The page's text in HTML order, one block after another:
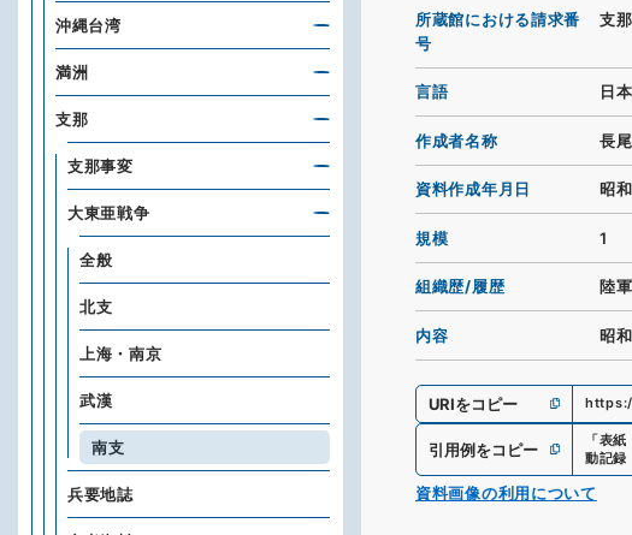
所蔵館における請求番
号
支
言語 日
作成者名称 長
資料作成年月日 昭
規模 1
組織歴/履歴 陸
内容 昭
URIをコピー
引用例をコピー 「表紙
動記録
資料画像の利用について
沖縄台湾
満洲
支那
支那事変
大東亜戦争
全般
北支
上海・南京
武漢
南支
兵要地誌